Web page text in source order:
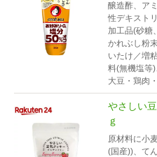
醸造酢、ア
性デキスト
加工品(砂糖
かれぶし粉
いたけ／増
料(無機塩等
大豆・鶏肉
やさしい
ｇ
原材料に小
(国産))、て